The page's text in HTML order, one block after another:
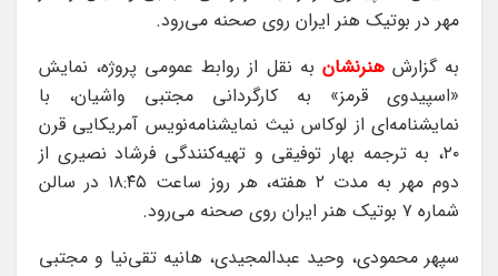
مهر در بوتیک هنر ایران روی صحنه می‌رود.
به گزارشهنرنشان به نقل از روابط عمومی پروژه، نمایش
«اسپیدوی قرمز» به کارگردانی مجتبی واشیان، با
نمایشنامه‌ای از لوکاس نیث نمایشنامه‌نویس آمریکایی قرن
۲۰، به ترجمه بهار توفیقی و تهیه‌کنندگی فرشاد نصیری از
دوم مهر به مدت ۲ هفته، هر روز ساعت ۱۸:۴۵ در سالن
شماره ۷ بوتیک هنر ایران روی صحنه می‌رود.
سپهر محمودی، وحید عبدالمجیدی، هانیه تقی‌نیا و مجتبی